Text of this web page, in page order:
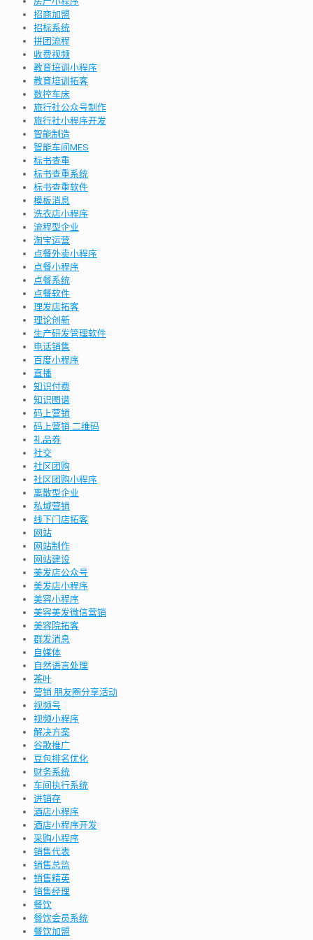
招商加盟
招标系统
拼团流程
收费视频
教育培训小程序
教育培训拓客
数控车床
旅行社公众号制作
旅行社小程序开发
智能制造
智能车间MES
标书查重
标书查重系统
标书查重软件
模板消息
洗衣店小程序
流程型企业
淘宝运营
点餐外卖小程序
点餐小程序
点餐系统
点餐软件
理发店拓客
理论创新
生产研发管理软件
电话销售
百度小程序
直播
知识付费
知识图谱
码上营销
码上营销 二维码
礼品券
社交
社区团购
社区团购小程序
离散型企业
私域营销
线下门店拓客
网站
网站制作
网站建设
美发店公众号
美发店小程序
美容小程序
美容美发微信营销
美容院拓客
群发消息
自媒体
自然语言处理
茶叶
营销 朋友圈分享活动
视频号
视频小程序
解决方案
谷歌推广
豆包排名优化
财务系统
车间执行系统
进销存
酒店小程序
酒店小程序开发
采购小程序
销售代表
销售总监
销售精英
销售经理
餐饮
餐饮会员系统
餐饮加盟